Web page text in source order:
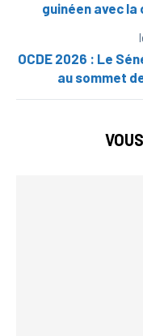
guinéen avec la
OCDE 2026 : Le
au sommet